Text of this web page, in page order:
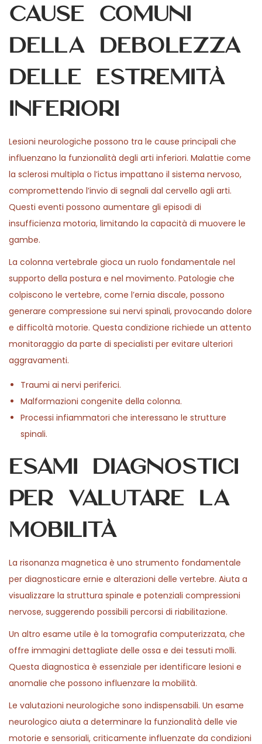
Cause comuni
della debolezza
delle estremità
inferiori
Lesioni neurologiche possono tra le cause principali che
influenzano la funzionalità degli arti inferiori. Malattie come
la sclerosi multipla o l’ictus impattano il sistema nervoso,
compromettendo l’invio di segnali dal cervello agli arti.
Questi eventi possono aumentare gli episodi di
insufficienza motoria, limitando la capacità di muovere le
gambe.
La colonna vertebrale gioca un ruolo fondamentale nel
supporto della postura e nel movimento. Patologie che
colpiscono le vertebre, come l’ernia discale, possono
generare compressione sui nervi spinali, provocando dolore
e difficoltà motorie. Questa condizione richiede un attento
monitoraggio da parte di specialisti per evitare ulteriori
aggravamenti.
Traumi ai nervi periferici.
Malformazioni congenite della colonna.
Processi infiammatori che interessano le strutture
spinali.
Esami diagnostici
per valutare la
mobilità
La risonanza magnetica è uno strumento fondamentale
per diagnosticare ernie e alterazioni delle vertebre. Aiuta a
visualizzare la struttura spinale e potenziali compressioni
nervose, suggerendo possibili percorsi di riabilitazione.
Un altro esame utile è la tomografia computerizzata, che
offre immagini dettagliate delle ossa e dei tessuti molli.
Questa diagnostica è essenziale per identificare lesioni e
anomalie che possono influenzare la mobilità.
Le valutazioni neurologiche sono indispensabili. Un esame
neurologico aiuta a determinare la funzionalità delle vie
motorie e sensoriali, criticamente influenzate da condizioni